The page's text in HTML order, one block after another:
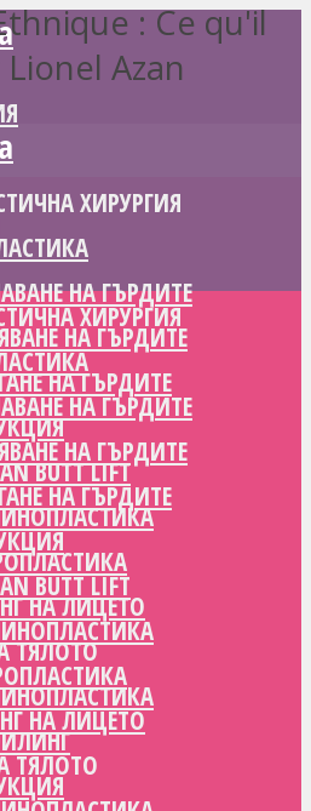
ХИРУРГИЯ
НА ГЪРДИТЕ
НА ГЪРДИТЕ
НА ГЪРДИТЕ
BUTT LIFT
НА ЛИЦЕТО
ТЯЛОТО
ХИРУРГИЯ
НА ГЪРДИТЕ
НА ГЪРДИТЕ
НА ГЪРДИТЕ
BUTT LIFT
НА ЛИЦЕТО
ТЯЛОТО